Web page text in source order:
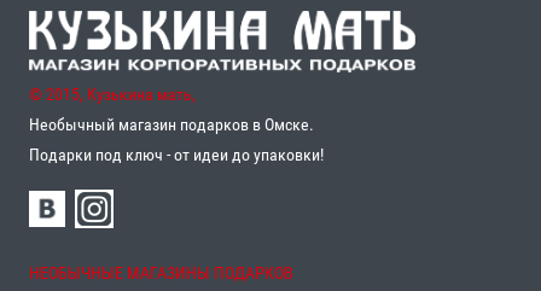
© 2015, Кузькина мать,
Необычный магазин подарков в Омске.
Подарки под ключ - от идеи до упаковки!
НЕОБЫЧНЫЕ МАГАЗИНЫ ПОДАРКОВ